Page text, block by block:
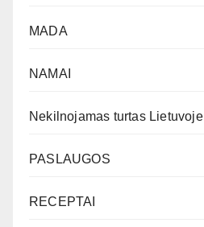
MADA
NAMAI
Nekilnojamas turtas Lietuvoje
PASLAUGOS
RECEPTAI